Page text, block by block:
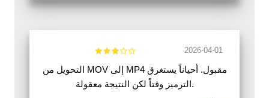
2026-04-01
التحويل من MOV إلى MP4 مقبول. أحياناً يستغرق
الترميز وقتاً لكن النتيجة معقولة.